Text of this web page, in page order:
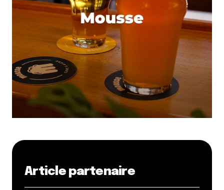
Article partenaire